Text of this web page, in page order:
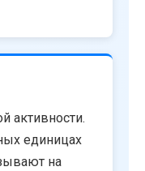
активности.
единицах
на